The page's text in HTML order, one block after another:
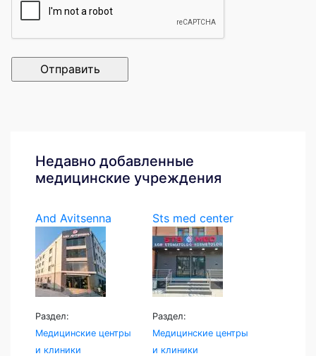
Недавно добавленные
медицинские учреждения
And Avitsenna
Раздел:
Медицинские центры
и клиники
Sts med center
Раздел:
Медицинские центры
и клиники